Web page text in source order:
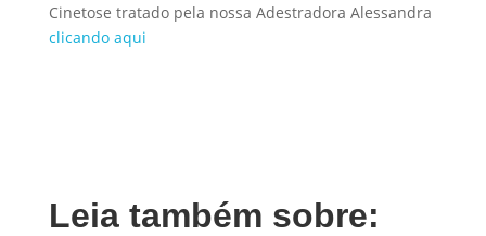
Cinetose tratado pela nossa Adestradora Alessandra
clicando aqui
Leia também sobre: